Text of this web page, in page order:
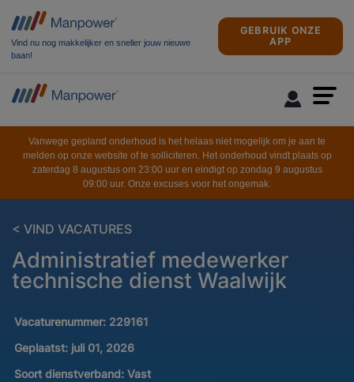
Vind nu nog makkelijker en sneller jouw nieuwe
baan!
GEBRUIK ONZE
APP
Vanwege gepland onderhoud is het helaas niet mogelijk om je aan te
melden op onze website of te solliciteren. Het onderhoud vindt plaats op
zaterdag 8 augustus om 23:00 uur en eindigt op zondag 9 augustus
09:00 uur. Onze excuses voor het ongemak.
< VIND VACATURES
Administratief medewerker
technische dienst Waalwijk
Vacaturenummer: 229161
Geplaatst: juli 01, 2026
Soort dienstverband: Vast